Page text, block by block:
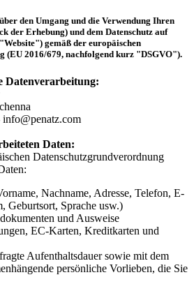
den Umgang und die Verwendung Ihren
der Erhebung) und dem Datenschutz auf
gemäß der europäischen
(EU 2016/679, nachfolgend kurz "DSGVO").
Datenverarbeitung:
Daten:
Datenschutzgrundverordnung
Nachname, Adresse, Telefon, E-
Geburtsort, Sprache usw.)
und Ausweise
EC-Karten, Kreditkarten und
Aufenthaltsdauer sowie mit dem
persönliche Vorlieben, die Sie